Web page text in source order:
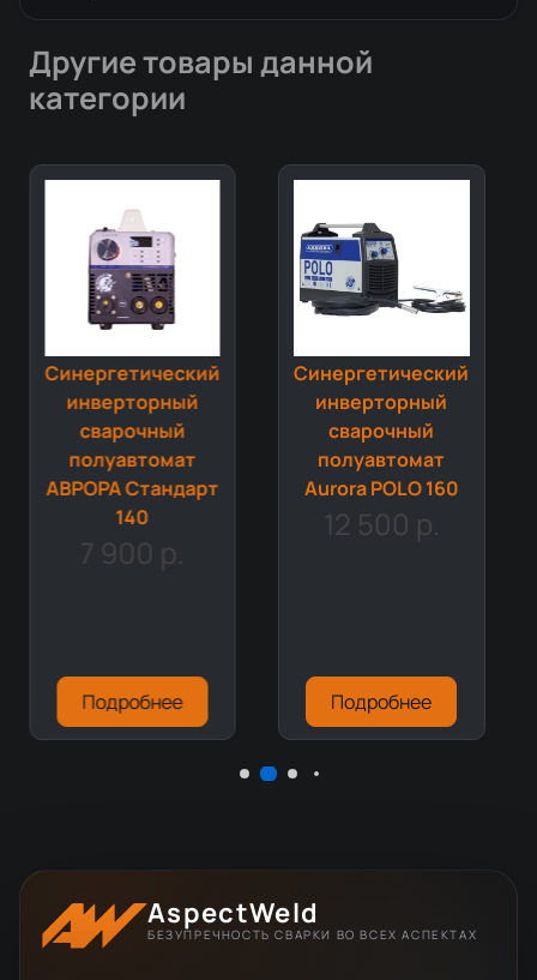
Другие товары данной
категории
Синергетический
инверторный
сварочный
полуавтомат
АВРОРА Стандарт
140
7 900 р.
Подробнее
Синергетический
инверторный
сварочный
полуавтомат
Aurora POLO 160
12 500 р.
Подробнее
AspectWeld
БЕЗУПРЕЧНОСТЬ СВАРКИ ВО ВСЕХ АСПЕКТАХ